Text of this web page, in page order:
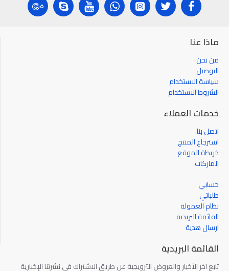
ماذا عنا
من نحن
التوصيل
سياسة الاستخدام
الشروط الاستخدام
خدمات العملاء
اتصل بنا
استرجاع المنتج
خريطة الموقع
الماركات
حسابي
طلباتي
نظام العمولة
القائمة البريدية
ارسال هدية
القائمة البريدية
تابع آخر الأخبار والعروض الترويجية عن طريق الاشتراك في نشرتنا الإخبارية